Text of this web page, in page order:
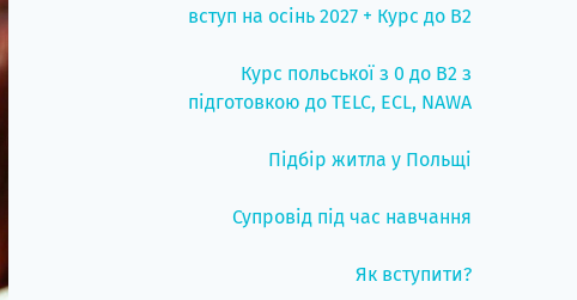
вступ на осінь 2027 + Курс до B2
Курс польської з 0 до B2 з
підготовкою до TELC, ECL, NAWA
Підбір житла у Польщі
Супровід під час навчання
Як вступити?